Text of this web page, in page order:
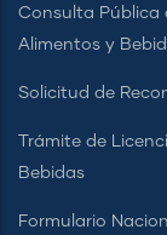
Consulta Pública
Alimentos y
Solicitud de
Trámite de
Bebidas
Formulario